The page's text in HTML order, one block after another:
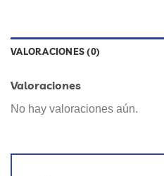
VALORACIONES (0)
Valoraciones
No hay valoraciones aún.